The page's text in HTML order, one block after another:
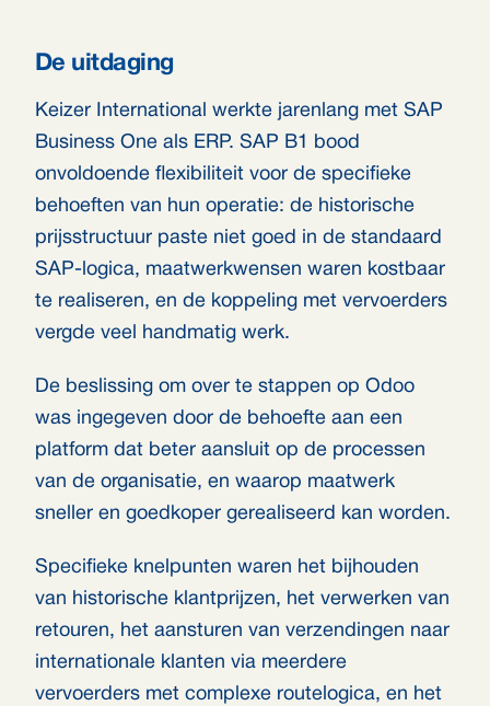
De uitdaging
Keizer International werkte jarenlang met SAP
Business One als ERP. SAP B1 bood
onvoldoende flexibiliteit voor de specifieke
behoeften van hun operatie: de historische
prijsstructuur paste niet goed in de standaard
SAP-logica, maatwerkwensen waren kostbaar
te realiseren, en de koppeling met vervoerders
vergde veel handmatig werk.
De beslissing om over te stappen op Odoo
was ingegeven door de behoefte aan een
platform dat beter aansluit op de processen
van de organisatie, en waarop maatwerk
sneller en goedkoper gerealiseerd kan worden.
Specifieke knelpunten waren het bijhouden
van historische klantprijzen, het verwerken van
retouren, het aansturen van verzendingen naar
internationale klanten via meerdere
vervoerders met complexe routelogica, en het